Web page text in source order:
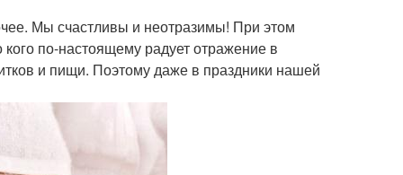
Мы счастливы и неотразимы! При этом
по-настоящему радует отражение в
и пищи. Поэтому даже в праздники нашей